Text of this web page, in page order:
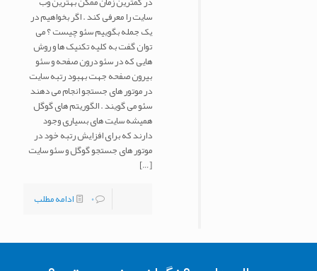
سایت را معرفی کند . اگر بخواهیم در
یک جمله بگوییم سئو چیست ؟ می
توان گفت به کلیه تکنیک ها و روش
هایی که در سئو درون صفحه و سئو
بیرون صفحه جهت بهبود رتبه سایت
در موتور های جستجو انجام می دهند
سئو می گویند . الگوریتم های گوگل
همیشه سایت های بسیاری وجود
دارند که برای افزایش رتبه خود در
موتور های جستجو گوگل و سئو سایت
[…]
0
ادامه مطلب